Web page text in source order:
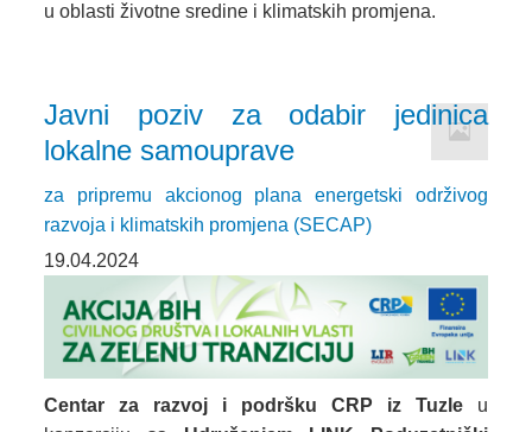
u oblasti životne sredine i klimatskih promjena.
Javni poziv za odabir jedinica
lokalne samouprave
za pripremu akcionog plana energetski održivog
razvoja i klimatskih promjena (SECAP)
19.04.2024
Centar za razvoj i podršku CRP iz Tuzleu